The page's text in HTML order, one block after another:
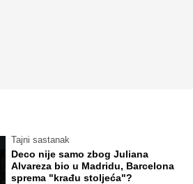
Tajni sastanak
Deco nije samo zbog Juliana
Alvareza bio u Madridu, Barcelona
sprema "krađu stoljeća"?